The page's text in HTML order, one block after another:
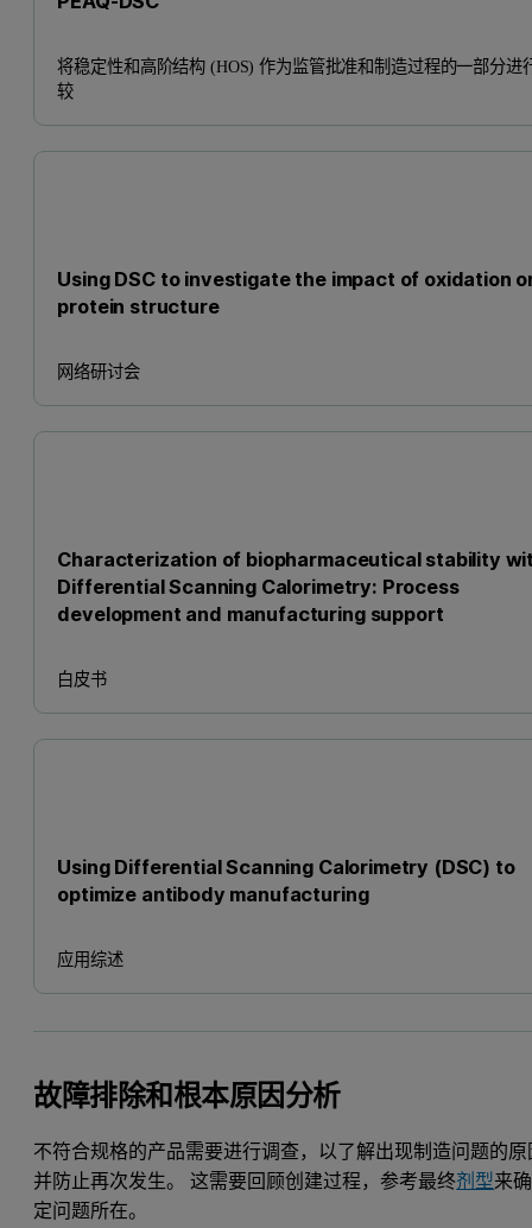
将稳定性和高阶结构 (HOS) 作为监管批准和制造过程的一部分进
较
Using DSC to investigate the impact of oxidation
protein structure
网络研讨会
Characterization of biopharmaceutical stability
Differential Scanning Calorimetry: Process
development and manufacturing support
白皮书
Using Differential Scanning Calorimetry (DSC) to
optimize antibody manufacturing
应用综述
故障排除和根本原因分析
不符合规格的产品需要进行调查，以了解出现制造问题的原
并防止再次发生。 这需要回顾创建过程，参考最终剂型来确
定问题所在。